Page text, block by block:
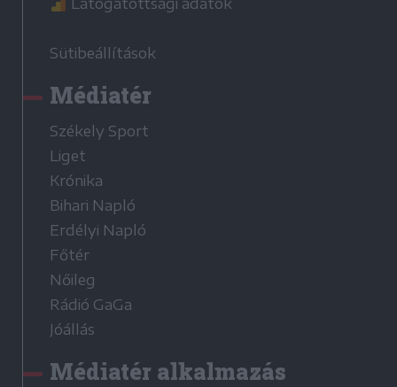
Sütibeállítások
Médiatér
Székely Sport
Liget
Krónika
Bihari Napló
Erdélyi Napló
Főtér
Nőileg
Rádió GaGa
Jóállás
Médiatér alkalmazás